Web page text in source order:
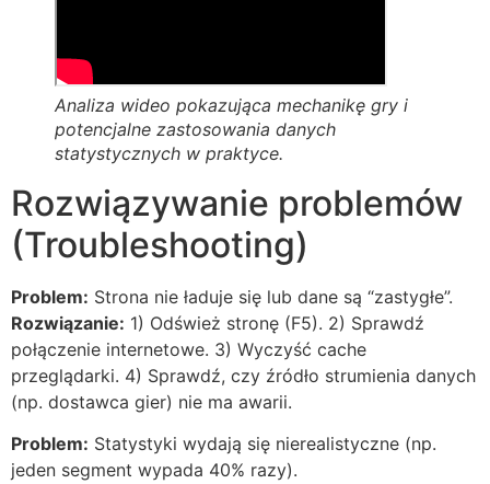
Analiza wideo pokazująca mechanikę gry i
potencjalne zastosowania danych
statystycznych w praktyce.
Rozwiązywanie problemów
(Troubleshooting)
Problem: Strona nie ładuje się lub dane są “zastygłe”.
Rozwiązanie: 1) Odśwież stronę (F5). 2) Sprawdź
połączenie internetowe. 3) Wyczyść cache
przeglądarki. 4) Sprawdź, czy źródło strumienia danych
(np. dostawca gier) nie ma awarii.
Problem: Statystyki wydają się nierealistyczne (np.
jeden segment wypada 40% razy).